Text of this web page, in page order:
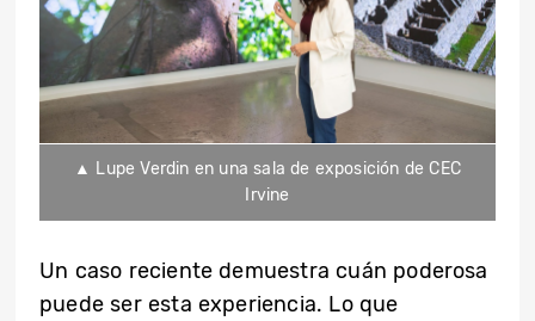
▲ Lupe Verdin en una sala de exposición de CEC
Irvine
Un caso reciente demuestra cuán poderosa
puede ser esta experiencia. Lo que